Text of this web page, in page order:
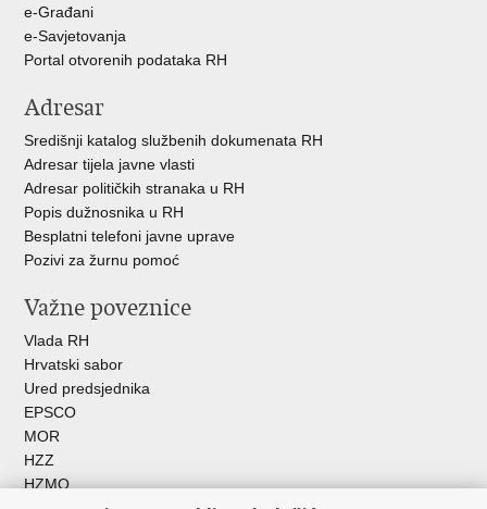
e-Građani
e-Savjetovanja
Portal otvorenih podataka RH
Adresar
Središnji katalog službenih dokumenata RH
Adresar tijela javne vlasti
Adresar političkih stranaka u RH
Popis dužnosnika u RH
Besplatni telefoni javne uprave
Pozivi za žurnu pomoć
Važne poveznice
Vlada RH
Hrvatski sabor
Ured predsjednika
EPSCO
MOR
HZZ
HZMO